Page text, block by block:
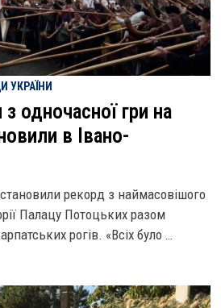
УКРАЇНИ
одночасної гри на
в Івано-
рекорд з наймасовішого
Палацу Потоцьких разом
рогів. «Всіх було …